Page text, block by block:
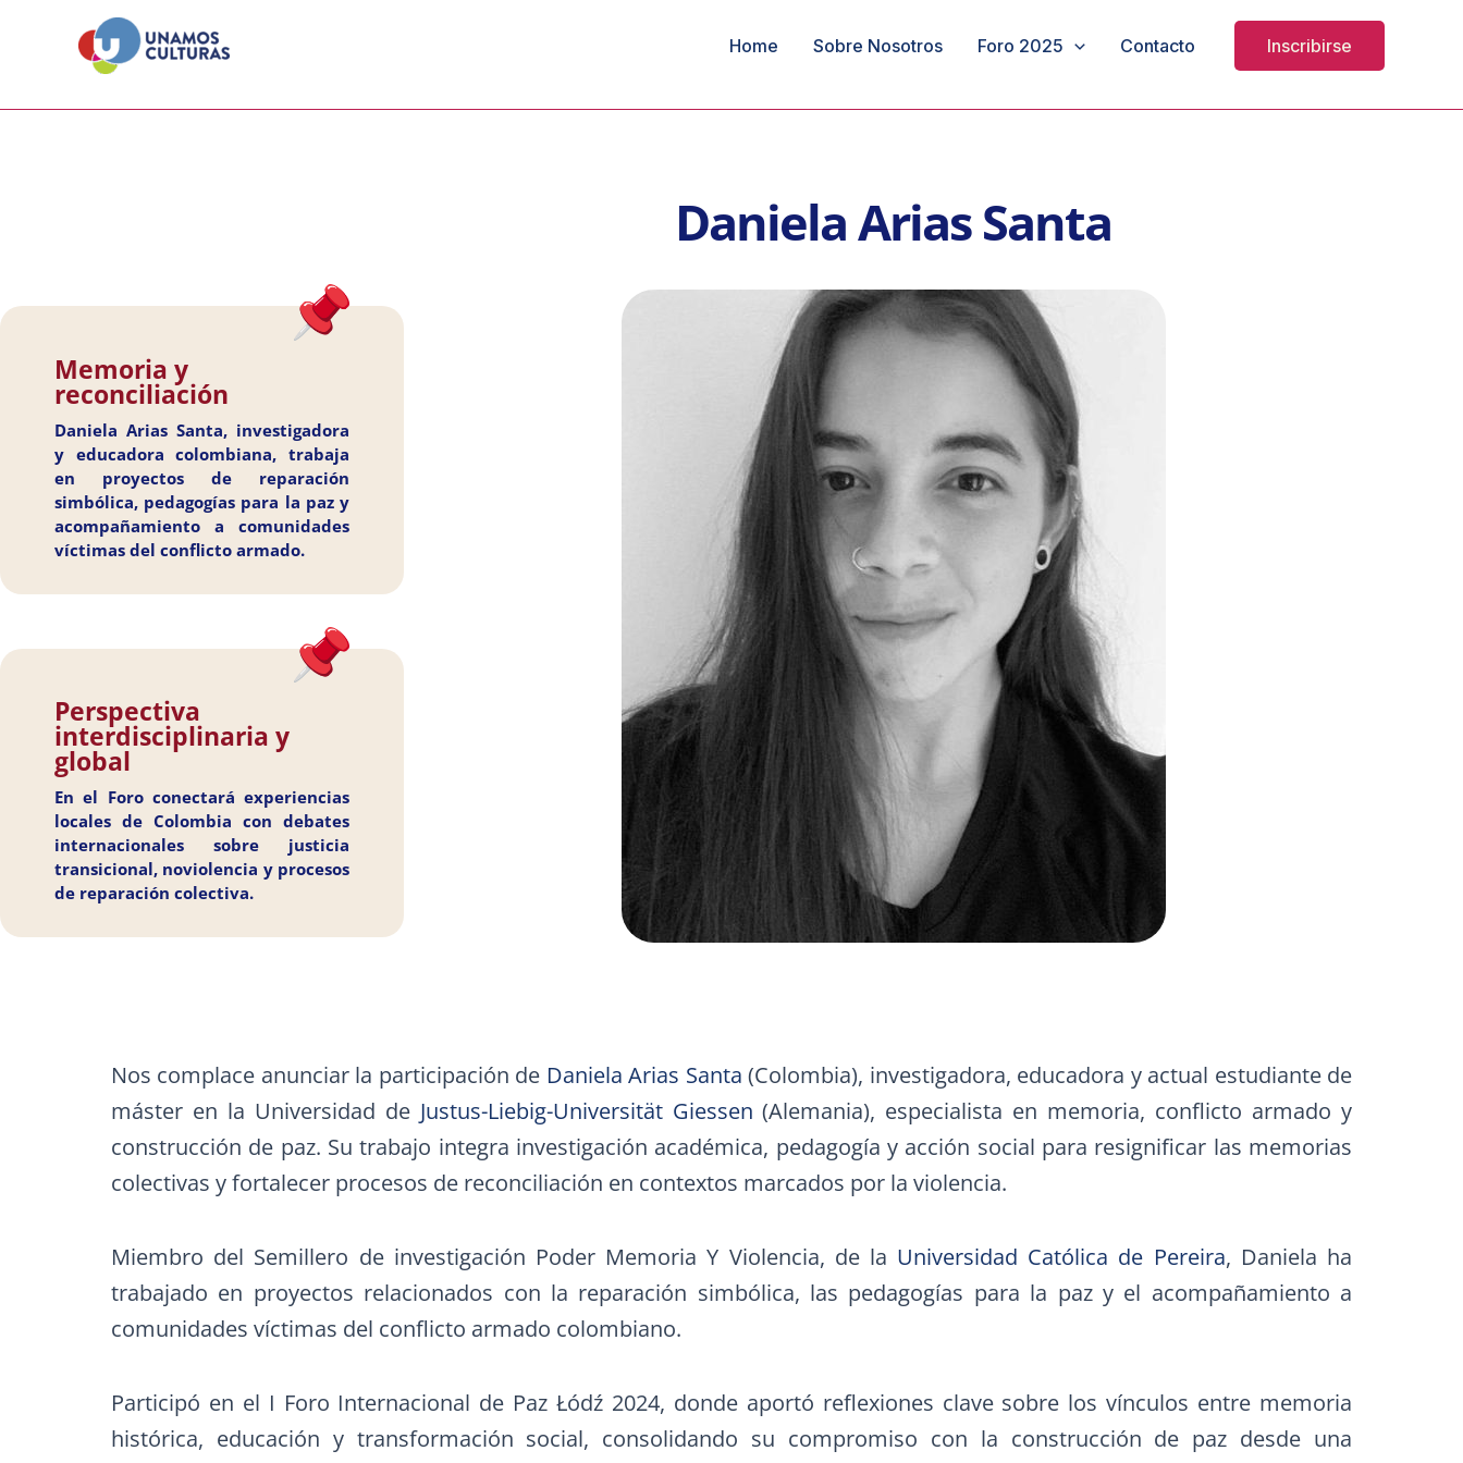
Home Sobre Nosotros Foro 2025 Contacto Inscribirse
Memoria y
reconciliación
Daniela Arias Santa, investigadora
y educadora colombiana, trabaja
en proyectos de reparación
simbólica, pedagogías para la paz y
acompañamiento a comunidades
víctimas del conflicto armado.
Perspectiva
interdisciplinaria y
global
En el Foro conectará experiencias
locales de Colombia con debates
internacionales sobre justicia
transicional, noviolencia y procesos
de reparación colectiva.
Daniela Arias Santa
Nos complace anunciar la participación de Daniela Arias Santa (Colombia), investigadora, educadora y actual estudiante de
máster en la Universidad de Justus-Liebig-Universität Giessen(Alemania), especialista en memoria, conflicto armado y
construcción de paz. Su trabajo integra investigación académica, pedagogía y acción social para resignificar las memorias
colectivas y fortalecer procesos de reconciliación en contextos marcados por la violencia.
Miembro del Semillero de investigación Poder Memoria Y Violencia, de la Universidad Católica de Pereira, Daniela ha
trabajado en proyectos relacionados con la reparación simbólica, las pedagogías para la paz y el acompañamiento a
comunidades víctimas del conflicto armado colombiano.
Participó en el I Foro Internacional de Paz Łódź 2024, donde aportó reflexiones clave sobre los vínculos entre memoria
histórica, educación y transformación social, consolidando su compromiso con la construcción de paz desde una